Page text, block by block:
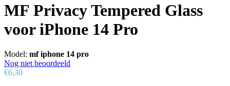
MF Privacy Tempered Glass
voor iPhone 14 Pro
Model: mf iphone 14 pro
Nog niet beoordeeld
€6,30